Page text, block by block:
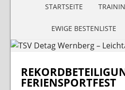
STARTSEITE
EWIGE BESTENLISTE
FERIENSPORTFEST